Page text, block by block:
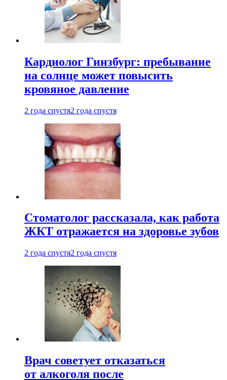
Кардиолог Гинзбург: пребывание
на солнце может повысить
кровяное давление
2 года спустя2 года спустя
Стоматолог рассказала, как работа
ЖКТ отражается на здоровье зубов
2 года спустя2 года спустя
Врач советует отказаться
от алкоголя после